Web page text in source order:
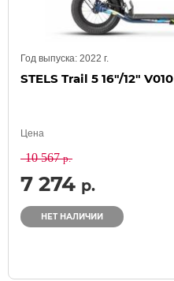
Год выпуска: 2022 г.
STELS Trail 5 16"/12" V010
Цена
10 567р.
7 274 р.
НЕТ НАЛИЧИИ